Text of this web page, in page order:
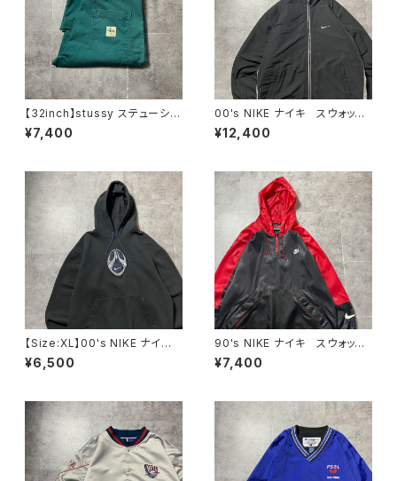
【32inch】stussy ステューシ
ー ジッパーフライ グリー
ン ダブルニー ワークパンツ
¥7,400
00's NIKE ナイキ スウォッシ
ュ 刺繍ワンポイント フード
刺繍 ドローコード ブラッ
¥12,400
【Size:XL】00's NIKE ナイ
キ スウォッシュセンター刺繍×
ワッペン ブラック 黒 スウェ
¥6,500
90's NIKE ナイキ スウォッシ
ュ 刺繍ワンポイント バックプ
リント ハーフジップ ナイロン
¥7,400